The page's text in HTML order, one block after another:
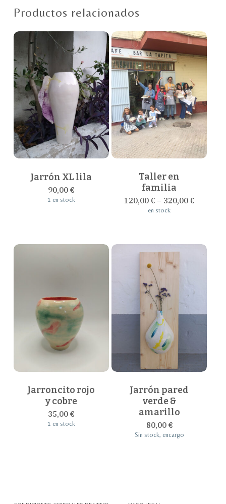
Productos relacionados
Jarrón XL lila
90,00€
1 en stock
Este
producto
múltiples
variantes.
Las
opciones
elegir
producto
Taller en
familia
120,00€ – 320,00€
en stock
Jarroncito rojo
y cobre
35,00€
1 en stock
Jarrón pared
verde &
amarillo
80,00€
Sin stock, encargo